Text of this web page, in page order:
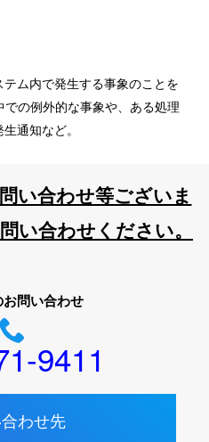
ム内で発生する事象のことを
の例外的な事象や、ある処理
通知など。
い合わせ等ございま
い合わせください。
問い合わせ
9411
わせ先